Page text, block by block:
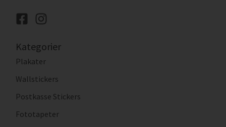
Kategorier
Plakater
Wallstickers
Postkasse Stickers
Fototapeter